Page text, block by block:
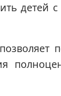
детей